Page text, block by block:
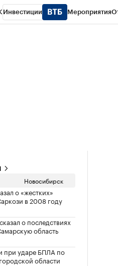
Инвестиции Мероприятия
Новосибирск
о «жестких»
в 2008 году
о последствиях
область
при ударе БПЛА по
области